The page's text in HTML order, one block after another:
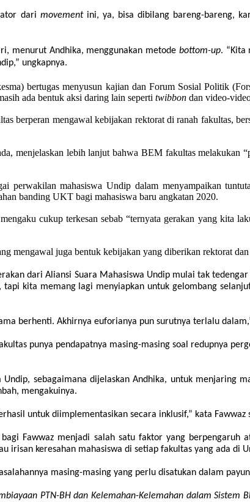
dari movementini, ya, bisa dibilang bareng-bareng,
menurut Andhika, menggunakan metode bottom-up. “Kita
ungkapnya.
bertugas menyusun kajian dan Forum Sosial Politik
ada bentuk aksi daring lain seperti twibbon dan video-
berperan mengawal kebijakan rektorat di ranah fakultas,
menjelaskan lebih lanjut bahwa BEM fakultas melakukan
perwakilan mahasiswa Undip dalam menyampaikan
banding UKT bagi mahasiswa baru angkatan 2020.
cukup terkesan sebab “ternyata gerakan yang kita
mengawal juga bentuk kebijakan yang diberikan rektorat
dari Aliansi Suara Mahasiswa Undip mulai tak
kita memang lagi menyiapkan untuk gelombang
berhenti. Akhirnya euforianya pun surutnya terlalu
punya pendapatnya masing-masing soal redupnya
Undip, sebagaimana dijelaskan Andhika, untuk
mengakuinya.
untuk diimplementasikan secara inklusif,” kata
Fawwaz menjadi salah satu faktor yang
irisan keresahan mahasiswa di setiap fakultas yang ada di
masing-masing yang perlu disatukan dalam
PTN-BH dan Kelemahan-Kelemahan dalam